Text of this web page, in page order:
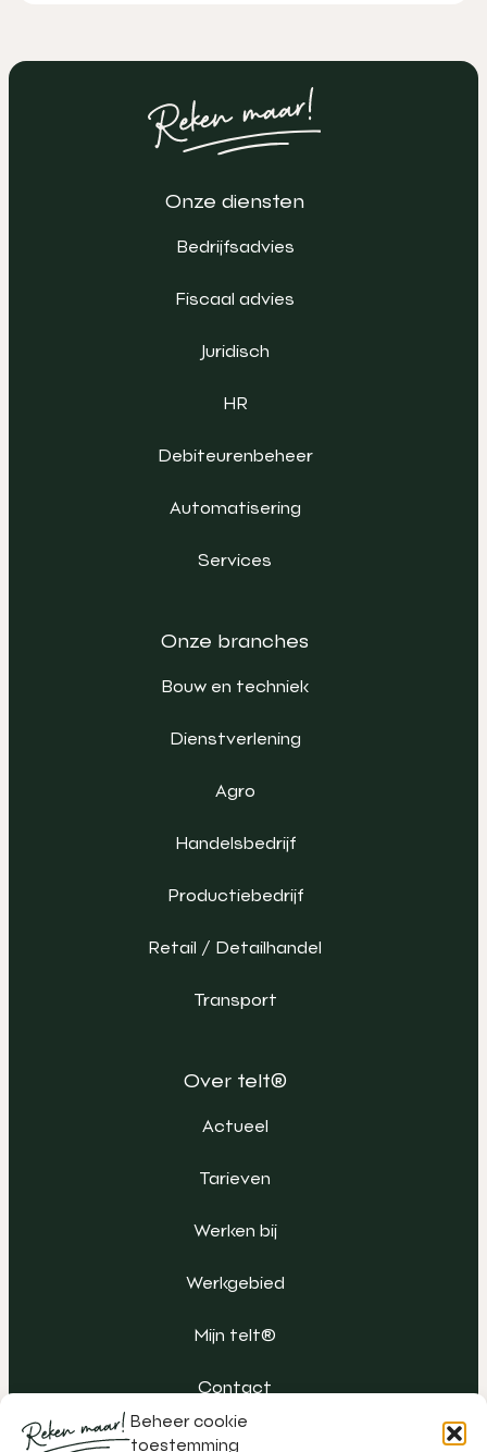
Beheer cookie
toestemming
Onze diensten
Bedrijfsadvies
Fiscaal advies
Juridisch
HR
Debiteurenbeheer
Automatisering
Services
Onze branches
Bouw en techniek
Dienstverlening
Agro
Handelsbedrijf
Productiebedrijf
Retail / Detailhandel
Transport
Over telt®
Actueel
Tarieven
Werken bij
Werkgebied
Mijn telt®
Contact